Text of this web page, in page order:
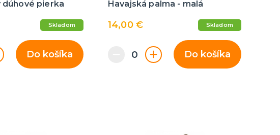
dúhové pierka
Skladom
Do košíka
Havajská palma - malá
14,00 € Skladom
Do košíka